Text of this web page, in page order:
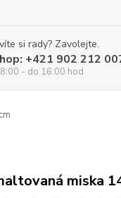
si rady? Zavolejte.
+421 902 212
- do 16:00 hod
miska